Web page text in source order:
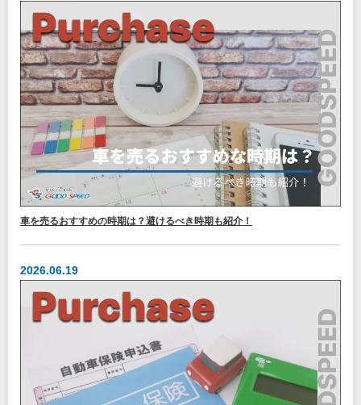
車を売るおすすめの時期は？避けるべき時期も紹介！
2026.06.19